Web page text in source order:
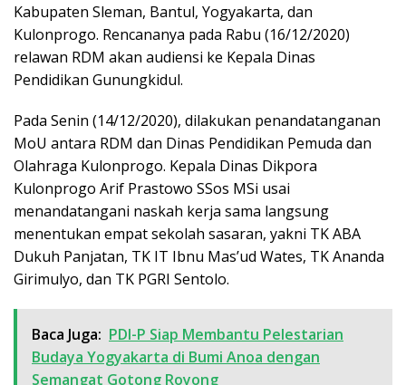
Kabupaten Sleman, Bantul, Yogyakarta, dan
Kulonprogo. Rencananya pada Rabu (16/12/2020)
relawan RDM akan audiensi ke Kepala Dinas
Pendidikan Gunungkidul.
Pada Senin (14/12/2020), dilakukan penandatanganan
MoU antara RDM dan Dinas Pendidikan Pemuda dan
Olahraga Kulonprogo. Kepala Dinas Dikpora
Kulonprogo Arif Prastowo SSos MSi usai
menandatangani naskah kerja sama langsung
menentukan empat sekolah sasaran, yakni TK ABA
Dukuh Panjatan, TK IT Ibnu Mas’ud Wates, TK Ananda
Girimulyo, dan TK PGRI Sentolo.
Baca Juga: PDI-P Siap Membantu Pelestarian
Budaya Yogyakarta di Bumi Anoa dengan
Semangat Gotong Royong